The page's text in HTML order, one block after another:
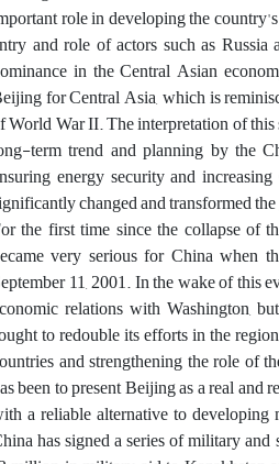
role in developing the
and role of actors such as
in the Central Asian
for Central Asia, which is
World War II. The interpretation of
term trend and planning by the
energy security and
changed and transformed
the first time since the collapse of
very serious for China when
11, 2001. In the wake of this
relations with Washington,
to redouble its efforts in the
and strengthening the role of
been to present Beijing as a real
a reliable alternative to
has signed a series of military